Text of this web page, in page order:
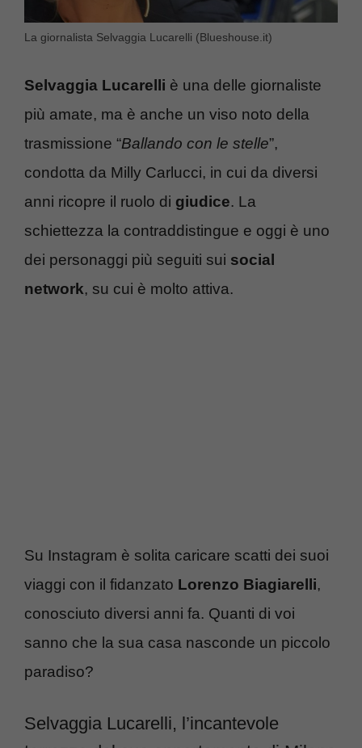
La giornalista Selvaggia Lucarelli (Blueshouse.it)
Selvaggia Lucarelli è una delle giornaliste
più amate, ma è anche un viso noto della
trasmissione “Ballando con le stelle”,
condotta da Milly Carlucci, in cui da diversi
anni ricopre il ruolo di giudice. La
schiettezza la contraddistingue e oggi è uno
dei personaggi più seguiti sui social
network, su cui è molto attiva.
Su Instagram è solita caricare scatti dei suoi
viaggi con il fidanzato Lorenzo Biagiarelli,
conosciuto diversi anni fa. Quanti di voi
sanno che la sua casa nasconde un piccolo
paradiso?
Selvaggia Lucarelli, l’incantevole